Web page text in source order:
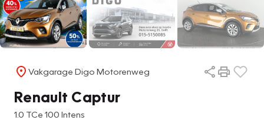
Vakgarage Digo Motorenweg
Renault Captur
1.0 TCe 100 Intens